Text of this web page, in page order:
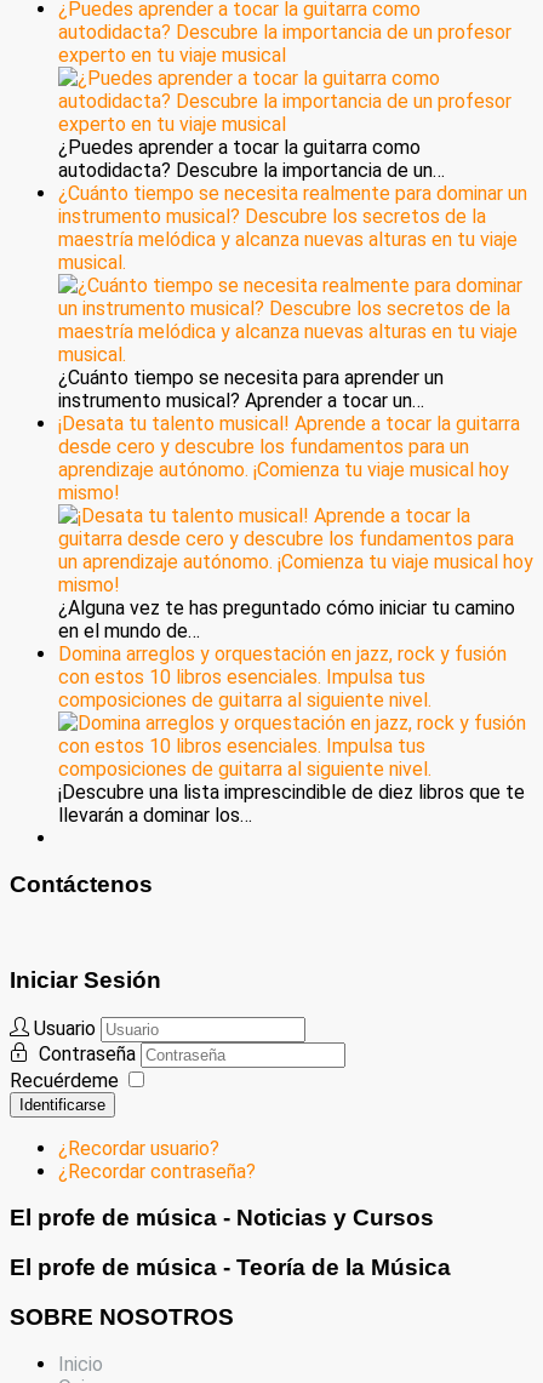
¿Puedes aprender a tocar la guitarra como
autodidacta? Descubre la importancia de un profesor
experto en tu viaje musical
¿Puedes aprender a tocar la guitarra como
autodidacta? Descubre la importancia de un…
¿Cuánto tiempo se necesita realmente para dominar un
instrumento musical? Descubre los secretos de la
maestría melódica y alcanza nuevas alturas en tu viaje
musical.
¿Cuánto tiempo se necesita para aprender un
instrumento musical? Aprender a tocar un…
¡Desata tu talento musical! Aprende a tocar la guitarra
desde cero y descubre los fundamentos para un
aprendizaje autónomo. ¡Comienza tu viaje musical hoy
mismo!
¿Alguna vez te has preguntado cómo iniciar tu camino
en el mundo de…
Domina arreglos y orquestación en jazz, rock y fusión
con estos 10 libros esenciales. Impulsa tus
composiciones de guitarra al siguiente nivel.
¡Descubre una lista imprescindible de diez libros que te
llevarán a dominar los…
Contáctenos
Iniciar Sesión
Usuario
Contraseña
Recuérdeme
Identificarse
¿Recordar usuario?
¿Recordar contraseña?
El profe de música - Noticias y Cursos
El profe de música - Teoría de la Música
SOBRE NOSOTROS
Inicio